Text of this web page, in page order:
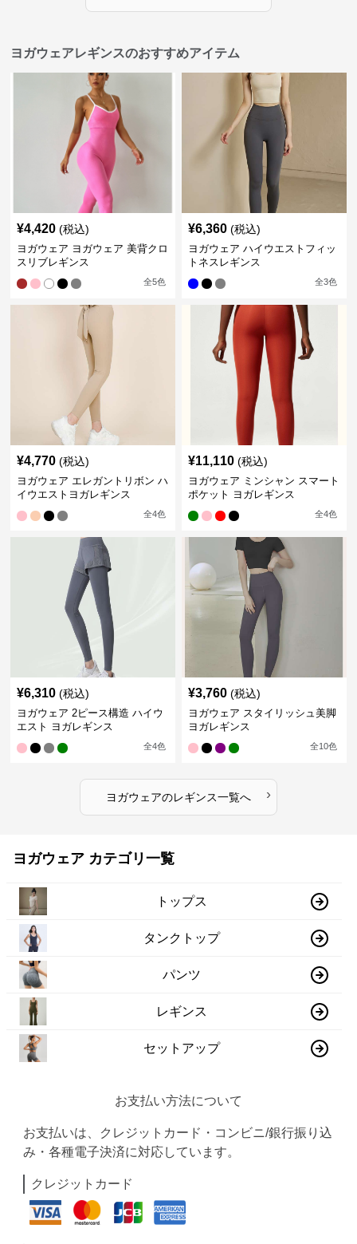
ヨガウェアレギンスのおすすめアイテム
¥4,420 (税込)
ヨガウェア ヨガウェア 美背クロ
スリブレギンス
全5色
¥6,360 (税込)
ヨガウェア ハイウエストフィッ
トネスレギンス
全3色
¥4,770 (税込)
ヨガウェア エレガントリボン ハ
イウエストヨガレギンス
全4色
¥11,110 (税込)
ヨガウェア ミンシャン スマート
ポケット ヨガレギンス
全4色
¥6,310 (税込)
ヨガウェア 2ピース構造 ハイウ
エスト ヨガレギンス
全4色
¥3,760 (税込)
ヨガウェア スタイリッシュ美脚
ヨガレギンス
全10色
ヨガウェアのレギンス一覧へ ›
ヨガウェア カテゴリ一覧
トップス
タンクトップ
パンツ
レギンス
セットアップ
お支払い方法について
お支払いは、クレジットカード・コンビニ/銀行振り込
み・各種電子決済に対応しています。
クレジットカード